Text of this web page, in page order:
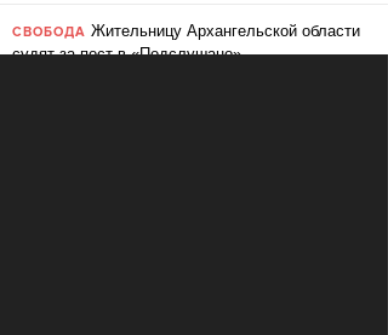
СВОБОДА Жительницу Архангельской области
судят за пост в «Подслушано»